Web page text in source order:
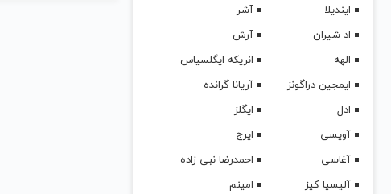
ایندیلا
آشر
اد شیران
آرش
الهه
انریکه ایگلسیاس
ایمجین دراگونز
آریانا گرانده
ادل
ایگلز
آویسی
ایرج
آغاسی
احمدرضا نبی زاده
آلیسیا کیز
امینم